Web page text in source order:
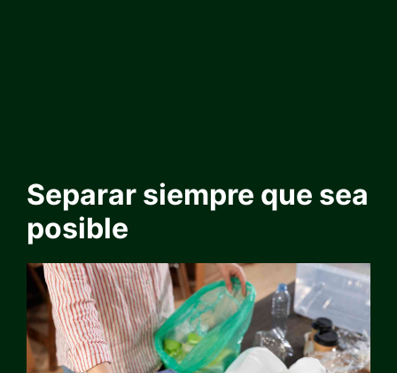
Separar siempre que sea
posible